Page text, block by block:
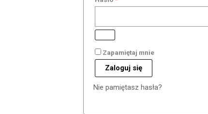
Zapamiętaj mnie
Zaloguj się
Nie pamiętasz hasła?